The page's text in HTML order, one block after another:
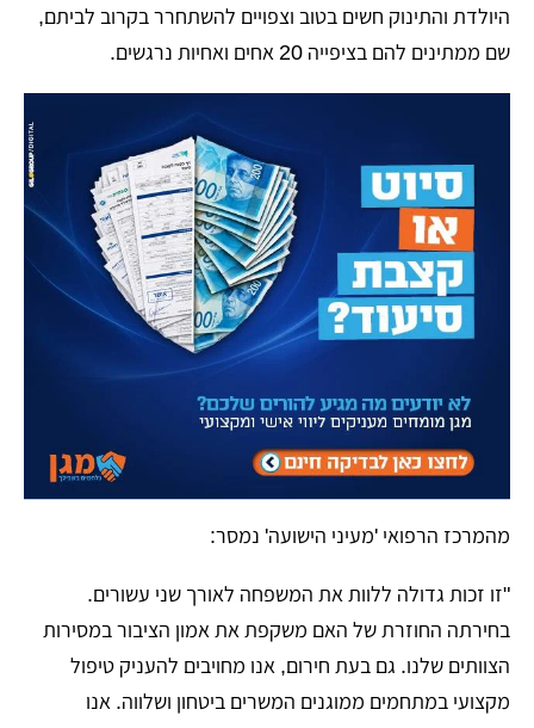
​היולדת והתינוק חשים בטוב וצפויים להשתחרר בקרוב לביתם,
שם ממתינים להם בציפייה 20 אחים ואחיות נרגשים.
​מהמרכז הרפואי 'מעיני הישועה' נמסר:
"זו זכות גדולה ללוות את המשפחה לאורך שני עשורים.
בחירתה החוזרת של האם משקפת את אמון הציבור במסירות
הצוותים שלנו. גם בעת חירום, אנו מחויבים להעניק טיפול
מקצועי במתחמים ממוגנים המשרים ביטחון ושלווה. אנו